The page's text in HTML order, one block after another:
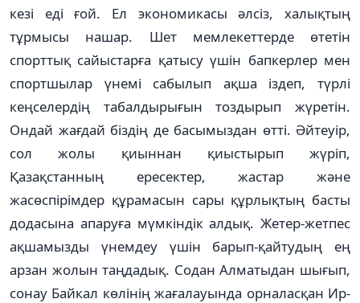
кезі еді ғой. Ел экономика­сы әлсіз, халықтың
тұрмысы на­шар. Шет мемлекеттерде өте­тін
спорттық сайыстарға қатысу үшін бапкерлер мен
спортшылар үнемі сабылып ақ­­ша іздеп, түрлі
кеңселердің табалдырығын тоздырып жүре­тін.
Ондай жағдай біздің де басымыздан өтті. Әйтеуір,
сол жо­лы қиыннан қиыстырып жү­ріп,
Қазақстанның ересектер, жас­тар және
жасөспірімдер құра­масын сары құрлықтың басты
до­дасына апаруға мүмкіндік ал­дық. Жетер-жетпес
ақшамызды үнем­деу үшін барып-қайтудың ең
арзан жолын таңдадық. Содан Алматыдан шығып,
сонау Байкал көлінің жағалауында орналасқан Ир­